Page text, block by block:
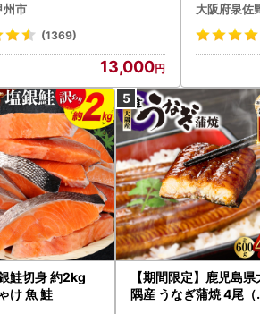
Limited-VO シャインマス
ルーツ
州市
(1369)
13,000
大阪府泉佐
鮭切身 約2kg
け 魚 鮭
【期間限定】鹿児島県
隅産 うなぎ蒲焼 4尾（